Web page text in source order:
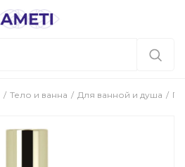
Тело и ванна Для ванной и душа